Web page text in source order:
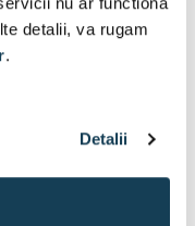
detalii, va rugam
.
Detalii